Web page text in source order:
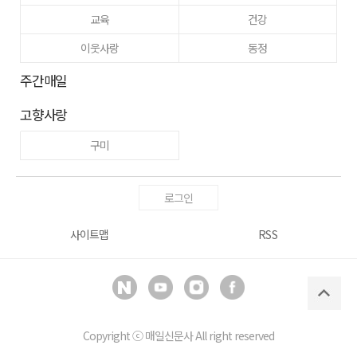
교육
건강
이웃사랑
동정
주간매일
고향사랑
구미
로그인
사이트맵 RSS
Copyright ⓒ매일신문사All right reserved